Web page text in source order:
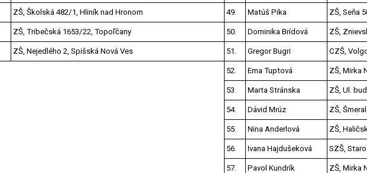
ZŠ, Školská 482/1, Hliník nad Hronom 49. Matúš Pika ZŠ, Seňa
ZŠ, Tribečská 1653/22, Topoľčany 50. Dominika Brídová ZŠ,
ZŠ, Nejedlého 2, Spišská Nová Ves 51. Gregor Bugri CZŠ,
52. Ema Tuptová ZŠ, Mirka
53. Marta Stránska ZŠ, Ul.
54. Dávid Mrúz ZŠ,
55. Nina Anderlová ZŠ,
56. Ivana Hajdušeková SZŠ,
57. Pavol Kundrík ZŠ, Mirka